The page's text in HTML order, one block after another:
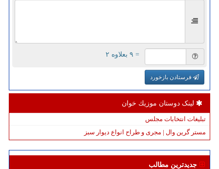
= ۹ بعلاوه ۲
فرستادن بازخورد
لینک دوستان موزیك خوان
تبلیغات انتخابات مجلس
مستر گرین وال | مجری و طراح انواع دیوار سبز
جدیدترین مطالب